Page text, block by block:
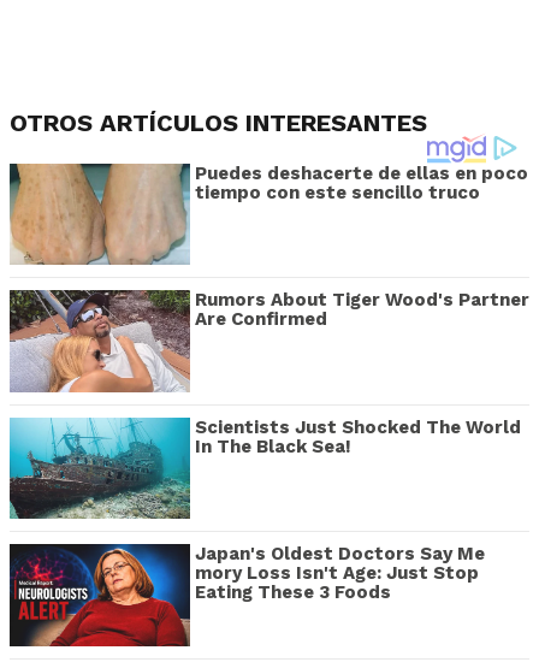
OTROS ARTÍCULOS INTERESANTES
Puedes deshacerte de ellas en poco
tiempo con este sencillo truco
Rumors About Tiger Wood's Partner
Are Confirmed
Scientists Just Shocked The World
In The Black Sea!
Japan's Oldest Doctors Say Me​
mory Lo​ss Isn't Age: Just Stop
Eating These 3 Foods